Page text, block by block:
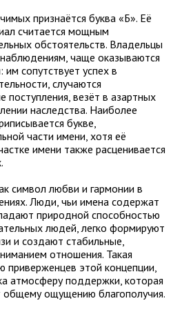
признаётся буква «Б». Её
считается мощным
обстоятельств. Владельцы
чаще оказываются
сопутствует успех в
случаются
везёт в азартных
наследства. Наиболее
букве,
части имени, хотя её
имени также расценивается
символ любви и гармонии в
Люди, чьи имена содержат
природной способностью
людей, легко формируют
и создают стабильные,
отношения. Такая
приверженцев этой концепции,
атмосферу поддержки, которая
общему ощущению благополучия.